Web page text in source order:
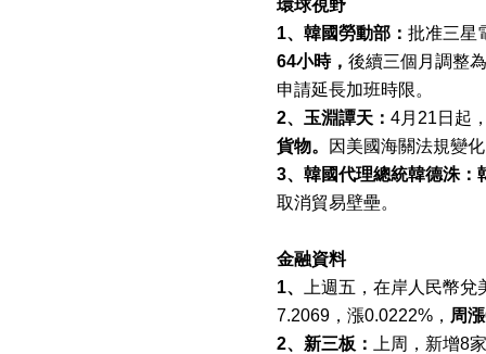
環球視野
1、韓國勞動部： 批准三星
64小時， 後續三個月調整為
申請延長加班時限。
2、玉淵譚天： 4月 21 日起
貨物。
因美國海關法規變
3、韓國代理總統韓德洙：
取消貿易壁壘。
金融資料
1、
上週五，在岸人民幣兌
7.2069 ，漲0.0222% ， 周漲
2、新三板： 上周，新增8